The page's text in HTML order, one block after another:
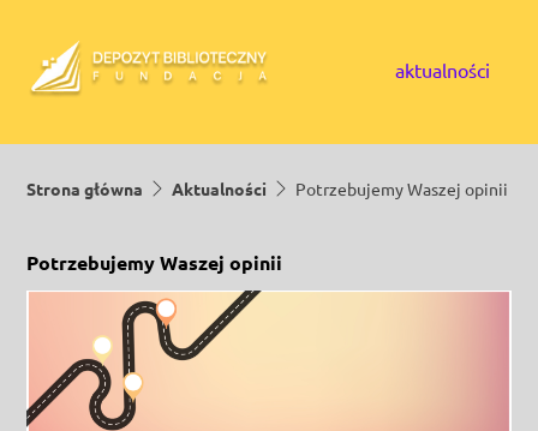
aktualności
Strona główna Aktualności Potrzebujemy Waszej opinii
Potrzebujemy Waszej opinii